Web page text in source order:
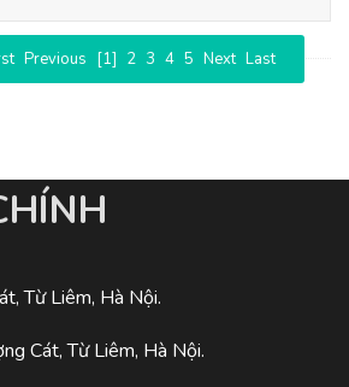
Previous [1] 2 3 4 5 Next Last
Từ Liêm, Hà Nội.
Cát, Từ Liêm, Hà Nội.